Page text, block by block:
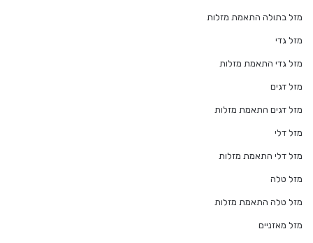
מזל בתולה התאמת מזלות
מזל גדי
מזל גדי התאמת מזלות
מזל דגים
מזל דגים התאמת מזלות
מזל דלי
מזל דלי התאמת מזלות
מזל טלה
מזל טלה התאמת מזלות
מזל מאזניים